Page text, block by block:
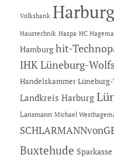
Volksbank Harburg
Haustechnik Haspa HC
Hamburg hit-
IHK Lüneburg-
Handelskammer
Landkreis Harburg
Lansmann Michael
Buxtehude